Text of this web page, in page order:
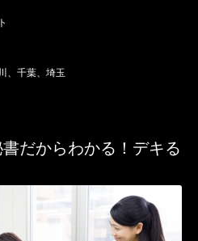
、千葉、埼玉
だからわかる！デキる